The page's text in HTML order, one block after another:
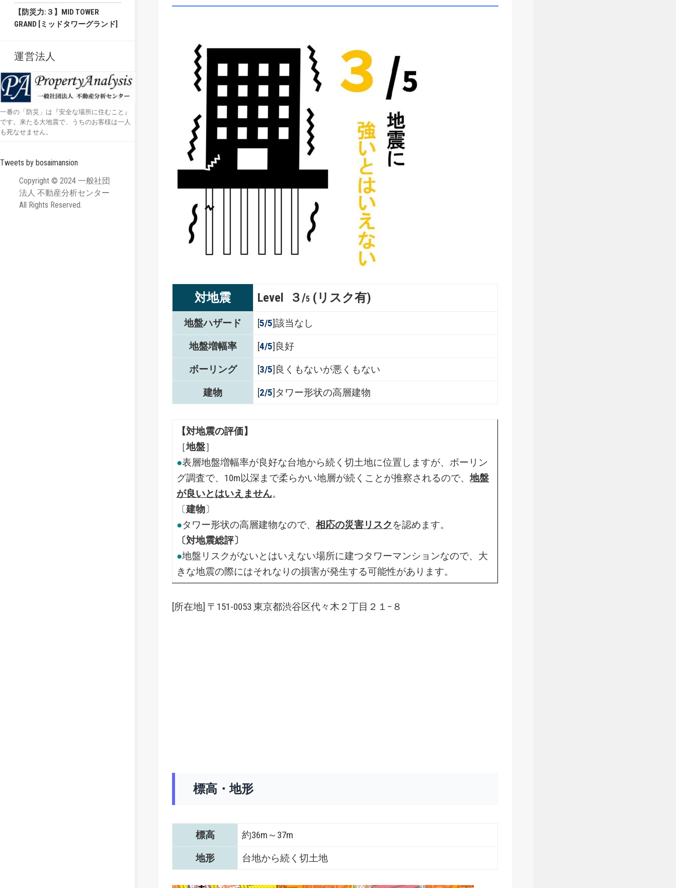
【防災力:３】MID TOWER
GRAND [ミッドタワーグランド]
運営法人
一番の「防災」は『安全な場所に住むこと』
です。来たる大地震で、うちのお客様は一人
も死なせません。
Tweets by bosaimansion
Copyright © 2024 一般社団
法人 不動産分析センター
All Rights Reserved.
対地震 Level ３/5 (リスク有)
地盤ハザード [5/5]該当なし
地盤増幅率
[4/5]良好
ボーリング
[3/5]良くもないが悪くもない
建物
[2/5]タワー形状の高層建物
【対地震の評価】
［地盤］
●表層地盤増幅率が良好な台地から続く切土地に位置しますが、ボーリン
グ調査で、10m以深まで柔らかい地層が続くことが推察されるので、地盤
が良いとはいえません。
〔建物〕
●タワー形状の高層建物なので、相応の災害リスクを認めます。
〔対地震総評〕
●地盤リスクがないとはいえない場所に建つタワーマンションなので、大
きな地震の際にはそれなりの損害が発生する可能性があります。
[所在地] 〒151-0053 東京都渋谷区代々木２丁目２１−８
標高・地形
標高
約36m～37m
地形
台地から続く切土地